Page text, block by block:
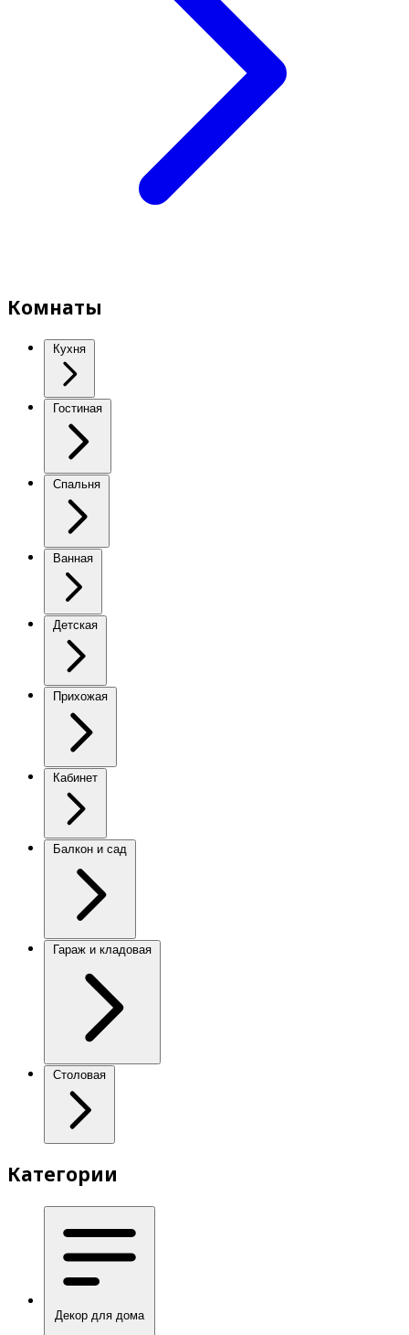
Комнаты
Кухня
Гостиная
Спальня
Ванная
Детская
Прихожая
Кабинет
Балкон и сад
Гараж и кладовая
Столовая
Категории
Декор для дома